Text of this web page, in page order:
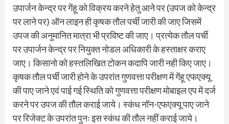
उपार्जन केन्द्र पर गेंहू को विक्रय करने हेतु आने पर (उपज को केन्द्र
पर लाने पर) ऑन लाइन ही कृषक तौल पर्ची जारी की जाए जिसमें
उपज की अनुमानित मात्रा भी प्रविष्ट की जाए। प्रत्येक तौल पर्ची
पर उपार्जन केन्द्र पर नियुक्त नोडल अधिकारी के हस्ताक्षर कराए
जाए। किसानो को हस्तलिखित टोकन कदापि जारी नही किए जाए।
कृषक तौल पर्ची जारी होने के उपरांत गुणवत्ता परीक्षण में गेंहू एफएक्यू
की पाए जाने एवं पाई गई स्थिति को गुणवत्ता परीक्षण मोबाइल एप में दर्ज
करने पर उपज की तौल कराई जाये। स्कंध नॉन-एफएक्यू पाए जाने
पर रिजेक्ट के उपरांत पुनः इस स्कंध की तौल नहीं कराई जाये।